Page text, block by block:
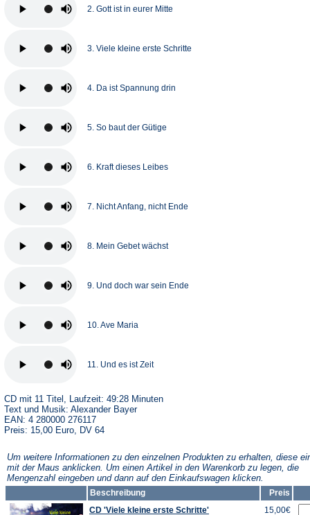
2. Gott ist in eurer Mitte
3. Viele kleine erste Schritte
4. Da ist Spannung drin
5. So baut der Gütige
6. Kraft dieses Leibes
7. Nicht Anfang, nicht Ende
8. Mein Gebet wächst
9. Und doch war sein Ende
10. Ave Maria
11. Und es ist Zeit
CD mit 11 Titel, Laufzeit: 49:28 Minuten
Text und Musik: Alexander Bayer
EAN: 4 280000 276117
Preis: 15,00 Euro, DV 64
Um weitere Informationen zu den einzelnen Produkten zu erhalten, diese
mit der Maus anklicken. Um einen Artikel in den Warenkorb zu legen, die
Mengenzahl eingeben und dann auf den Einkaufswagen klicken.
Beschreibung
Preis
CD 'Viele kleine erste Schritte'
15,00€